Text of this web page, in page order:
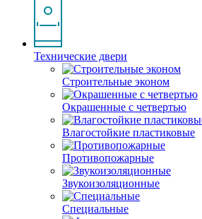
Технические двери
Строительные эконом
Окрашенные с четвертью
Влагостойкие пластиковые
Противопожарные
Звукоизоляционные
Специальные